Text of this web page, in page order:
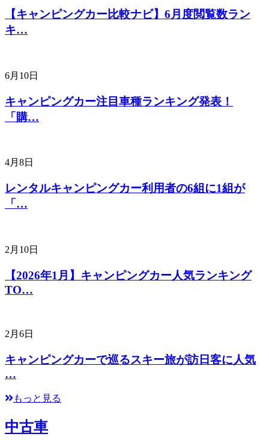
【キャンピングカー比較ナビ】6月度閲覧数ラン
キ…
6月10日
キャンピングカー注目車種ランキング発表！
「購…
4月8日
レンタルキャンピングカー利用者の6組に1組が
「…
2月10日
【2026年1月】キャンピングカー人気ランキング
TO…
2月6日
キャンピングカーで巡るスキー旅が訪日客に人気
…
もっと見る
中古車